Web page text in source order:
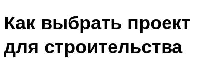
Как выбрать проект
для строительства